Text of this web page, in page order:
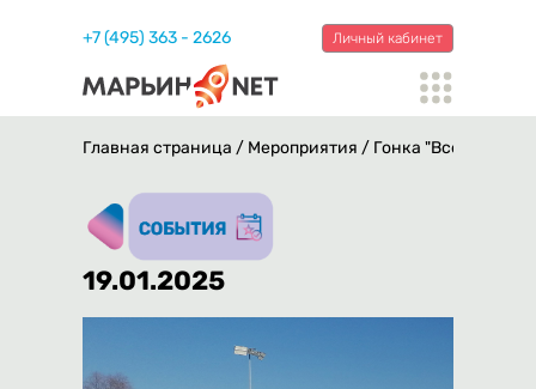
+7 (495) 363 - 2626 Личный кабинет
Главная страница / Мероприятия / Гонка "Все на
19.01.2025